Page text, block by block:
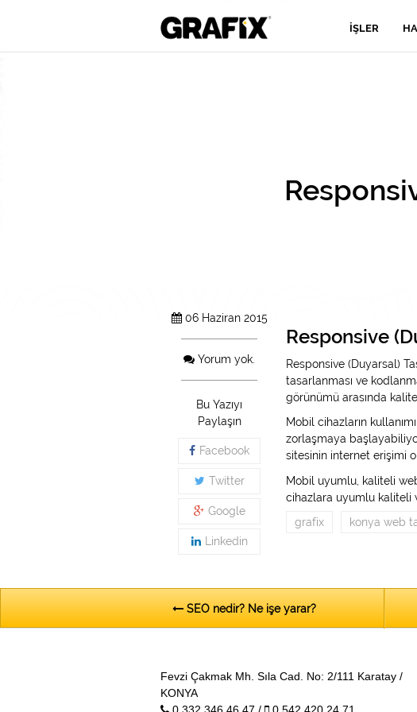
İŞLER
Responsive
Responsive (Duyarsal)
tasarlanması ve
görünümü arasında
Mobil cihazların
zorlaşmaya
sitesinin internet erişimi
Mobil uyumlu, kaliteli
cihazlara uyumlu kaliteli
grafix
konya web
06 Haziran 2015
Yorum yok.
Bu Yazıyı
Paylaşın
Facebook
Twitter
Google
Linkedin
SEO nedir? Ne işe yarar?
Fevzi Çakmak Mh. Sıla Cad. No: 2/111 Karatay /
KONYA
0 332 346 46 47 /
0 542 420 24 71